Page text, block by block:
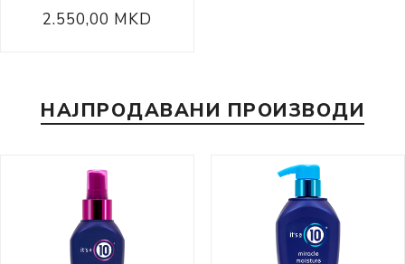
2.550,00 MKD
НАЈПРОДАВАНИ ПРОИЗВОДИ